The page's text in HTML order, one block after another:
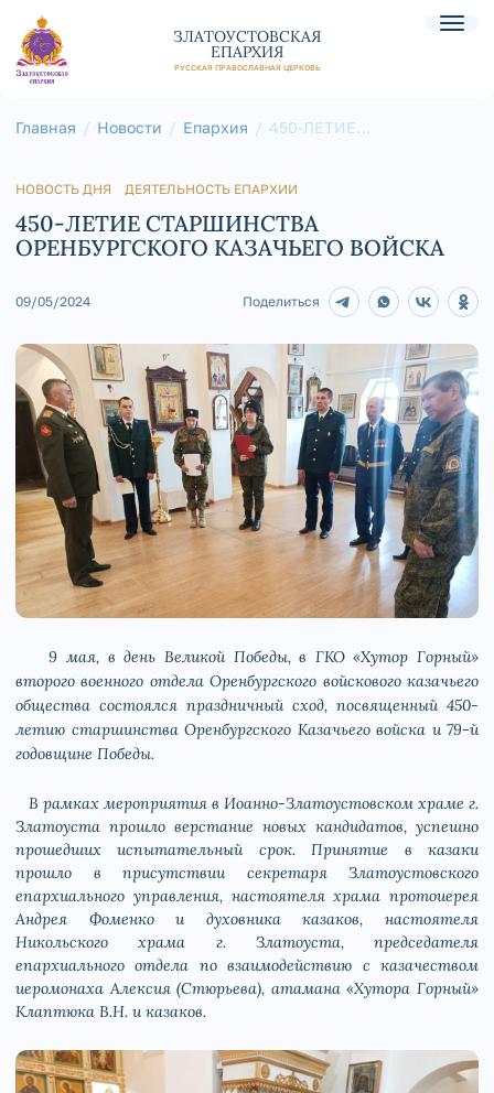
ЗЛАТОУСТОВСКАЯ
ЕПАРХИЯ
РУССКАЯ ПРАВОСЛАВНАЯ ЦЕРКОВЬ
Главная Новости Епархия
450-ЛЕТИЕ
НОВОСТЬ ДНЯ ДЕЯТЕЛЬНОСТЬ ЕПАРХИИ
450-ЛЕТИЕ СТАРШИНСТВА
ОРЕНБУРГСКОГО КАЗАЧЬЕГО ВОЙСКА
09/05/2024 Поделиться
9 мая, в день Великой Победы, в ГКО «Хутор Горный»
второго военного отдела Оренбургского войскового казачьего
общества состоялся праздничный сход, посвященный 450-
летию старшинства Оренбургского Казачьего войска и 79-й
годовщине Победы.
В рамках мероприятия в Иоанно-Златоустовском храме г.
Златоуста прошло верстание новых кандидатов, успешно
прошедших испытательный срок. Принятие в казаки
прошло в присутствии секретаря Златоустовского
епархиального управления, настоятеля храма протоиерея
Андрея Фоменко и духовника казаков, настоятеля
Никольского храма г. Златоуста, председателя
епархиального отдела по взаимодействию с казачеством
иеромонаха Алексия (Стюрьева), атамана «Хутора Горный»
Клаптюка В.Н. и казаков.